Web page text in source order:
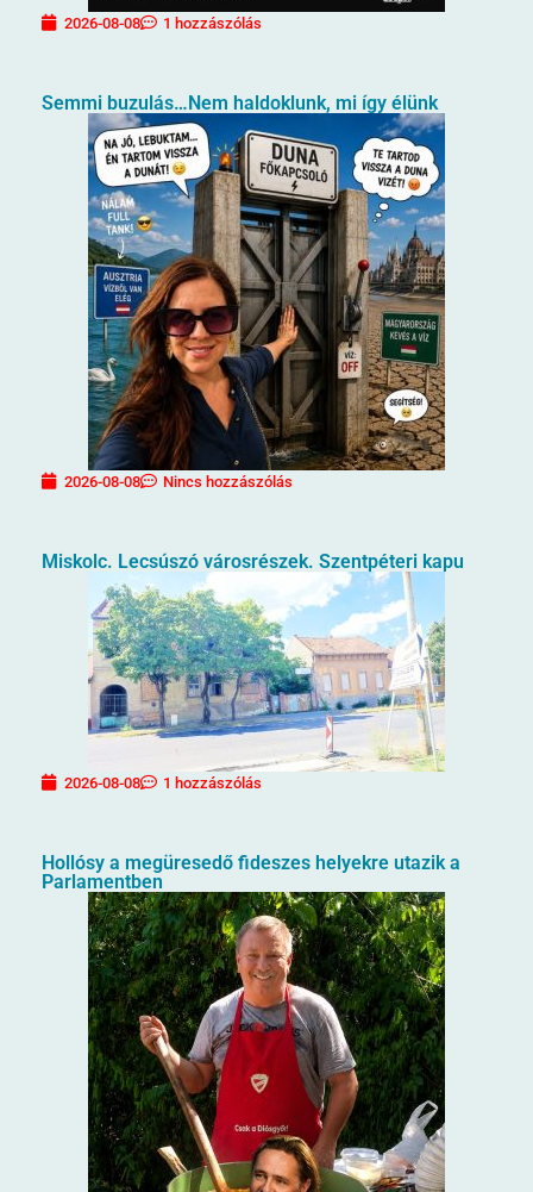
2026-08-08 1 hozzászólás
Semmi buzulás…Nem haldoklunk, mi így élünk
2026-08-08 Nincs hozzászólás
Miskolc. Lecsúszó városrészek. Szentpéteri kapu
2026-08-08 1 hozzászólás
Hollósy a megüresedő fideszes helyekre utazik a
Parlamentben